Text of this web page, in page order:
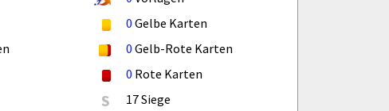
0 Gelbe Karten
0 Gelb-Rote Karten
0 Rote Karten
S 17 Siege